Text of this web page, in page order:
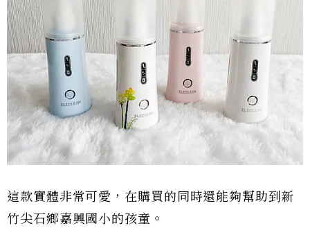
這款實體非常可愛，在購買的同時還能夠幫助到新
竹尖石鄉嘉興國小的孩童。